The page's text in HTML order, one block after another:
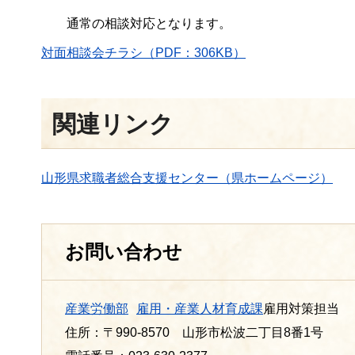
通常の相談対応となります。
対面相談会チラシ（PDF：306KB）
関連リンク
山形県求職者総合支援センター（県ホームページ）
お問い合わせ
産業労働部 雇用・産業人材育成課雇用対策担当
住所：〒990-8570 山形市松波二丁目8番1号